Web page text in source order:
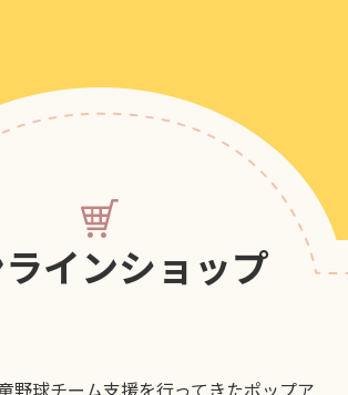
インショップ
野球チーム支援を行ってきたポップア